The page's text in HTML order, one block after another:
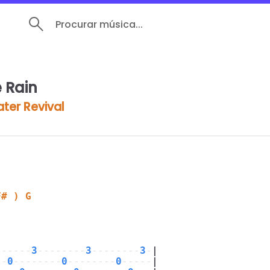
Procurar música...
Revival
) G
3 -------- 3 -------- 3 -
0 -------- 0 -------- 0 -----